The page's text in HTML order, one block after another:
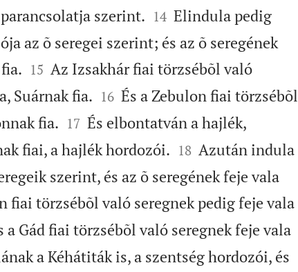
szerint.
14 Elindula pedig
az õ seregei szerint; és az õ seregének

15 Az Izsakhár fiai törzsébõl való
Suárnak fia.
16 És a Zebulon fiai törzsébõl
fia.
17 És elbontatván a hajlék,
fiai, a hajlék hordozói.
18 Azután indula
szerint, és az õ seregének feje vala
fiai törzsébõl való seregnek pedig feje vala
a Gád fiai törzsébõl való seregnek feje vala
a Kéhátiták is, a szentség hordozói, és